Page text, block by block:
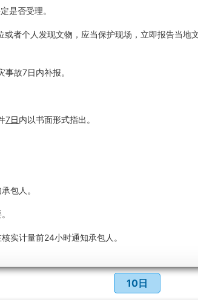
是否受理。
者个人发现文物，应当保护现场，立即报告当
故7日内补报。
7日内以书面形式指出。
包人。
实计量前24小时通知承包人。
10日